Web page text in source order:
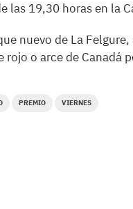
las 19,30 horas en la
nuevo de La
o arce de Canadá
PREMIO VIERNES